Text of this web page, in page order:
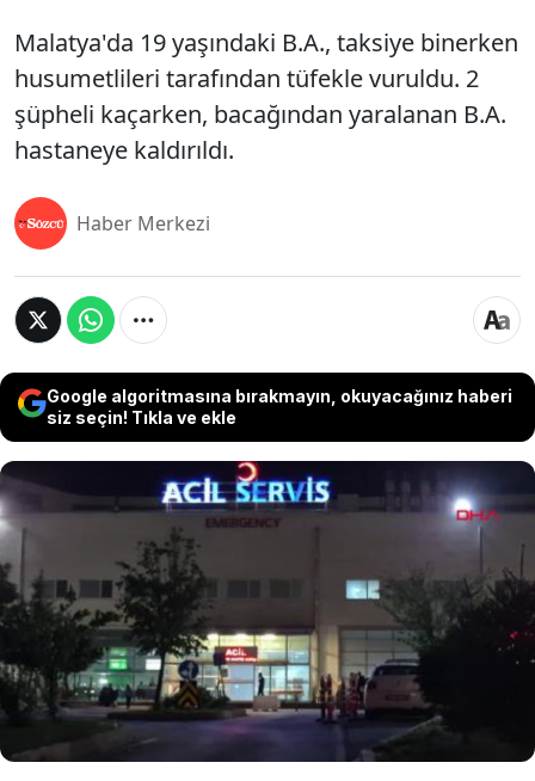
Malatya'da 19 yaşındaki B.A., taksiye binerken
husumetlileri tarafından tüfekle vuruldu. 2
şüpheli kaçarken, bacağından yaralanan B.A.
hastaneye kaldırıldı.
Haber Merkezi
Google algoritmasına bırakmayın, okuyacağınız haberi
siz seçin! Tıkla ve ekle
Malatya'da 19 yaşındaki B.A., taksiye
binerken husumetlileri tarafından tüfekle
vuruldu. 2 şüpheli kaçarken, bacağından
yaralanan B.A. hastaneye kaldırıldı.